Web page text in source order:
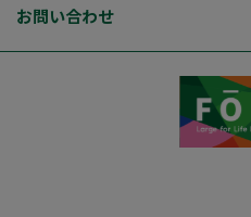
お問い合わせ